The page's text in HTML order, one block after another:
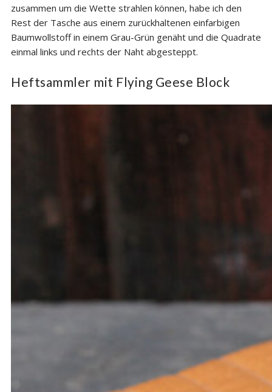
zusammen um die Wette strahlen können, habe ich den
Rest der Tasche aus einem zurückhaltenen einfarbigen
Baumwollstoff in einem Grau-Grün genäht und die Quadrate
einmal links und rechts der Naht abgesteppt.
Heftsammler mit Flying Geese Block